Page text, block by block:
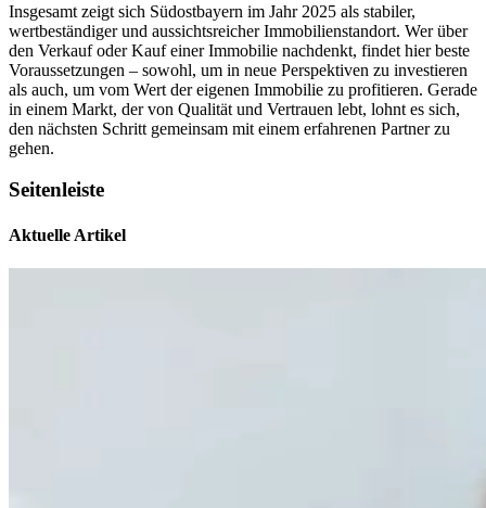
Insgesamt zeigt sich Südostbayern im Jahr 2025 als stabiler,
wertbeständiger und aussichtsreicher Immobilienstandort. Wer über
den Verkauf oder Kauf einer Immobilie nachdenkt, findet hier beste
Voraussetzungen – sowohl, um in neue Perspektiven zu investieren
als auch, um vom Wert der eigenen Immobilie zu profitieren. Gerade
in einem Markt, der von Qualität und Vertrauen lebt, lohnt es sich,
den nächsten Schritt gemeinsam mit einem erfahrenen Partner zu
gehen.
Seitenleiste
Aktuelle Artikel